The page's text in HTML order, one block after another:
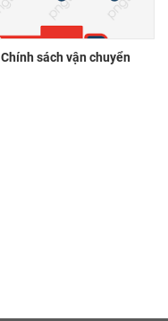
Chính sách vận chuyển